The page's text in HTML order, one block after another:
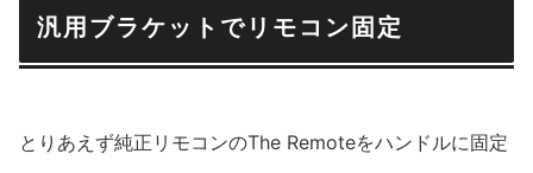
汎用ブラケットでリモコン固定
とりあえず純正リモコンのThe Remoteをハンドルに固定